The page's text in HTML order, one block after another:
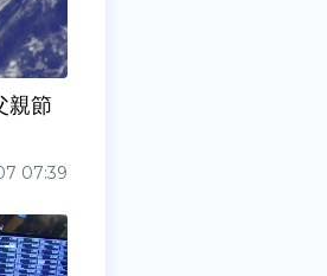
親節
07:39